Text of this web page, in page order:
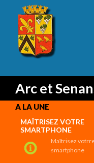
Arc et
Search
A LA UNE
MAÎTRISEZ VOTRE
SMARTPHONE
Maîtrisez
smartphone